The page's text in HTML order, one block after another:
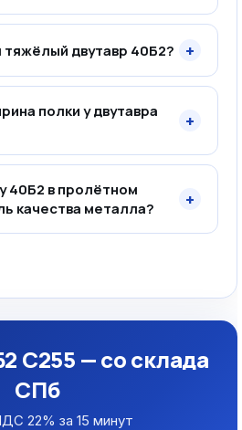
тяжёлый двутавр 40Б2? +
полки у двутавра
+
40Б2 в пролётном
качества металла?
+
С255 — со склада
СПб
22% за 15 минут